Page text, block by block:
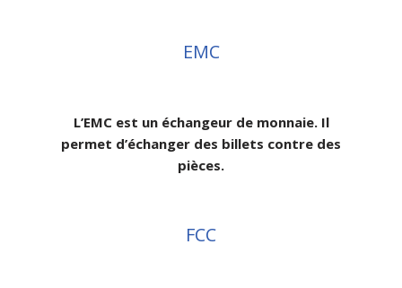
EMC
L’EMC est un échangeur de monnaie. Il
permet d’échanger des billets contre des
pièces.
FCC